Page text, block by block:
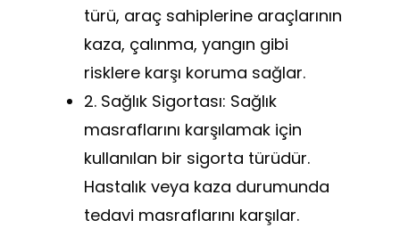
türü, araç sahiplerine araçlarının
kaza, çalınma, yangın gibi
risklere karşı koruma sağlar.
2. Sağlık Sigortası: Sağlık
masraflarını karşılamak için
kullanılan bir sigorta türüdür.
Hastalık veya kaza durumunda
tedavi masraflarını karşılar.